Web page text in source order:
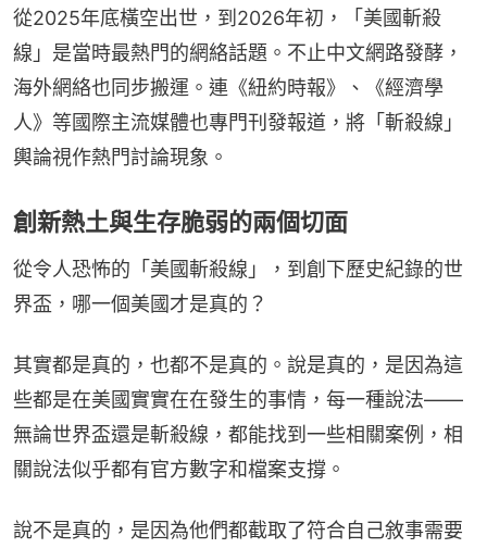
從2025年底橫空出世，到2026年初，「美國斬殺
線」是當時最熱門的網絡話題。不止中文網路發酵，
海外網絡也同步搬運。連《紐約時報》、《經濟學
人》等國際主流媒體也專門刊發報道，將「斬殺線」
輿論視作熱門討論現象。
創新熱土與生存脆弱的兩個切面
從令人恐怖的「美國斬殺線」，到創下歷史紀錄的世
界盃，哪一個美國才是真的？
其實都是真的，也都不是真的。說是真的，是因為這
些都是在美國實實在在發生的事情，每一種說法——
無論世界盃還是斬殺線，都能找到一些相關案例，相
關說法似乎都有官方數字和檔案支撐。
說不是真的，是因為他們都截取了符合自己敘事需要